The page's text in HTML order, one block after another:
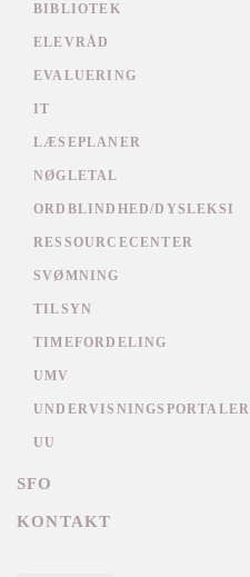
BIBLIOTEK
ELEVRÅD
EVALUERING
IT
LÆSEPLANER
NØGLETAL
ORDBLINDHED/DYSLEKSI
RESSOURCECENTER
SVØMNING
TILSYN
TIMEFORDELING
UMV
UNDERVISNINGSPORTALER
UU
SFO
KONTAKT